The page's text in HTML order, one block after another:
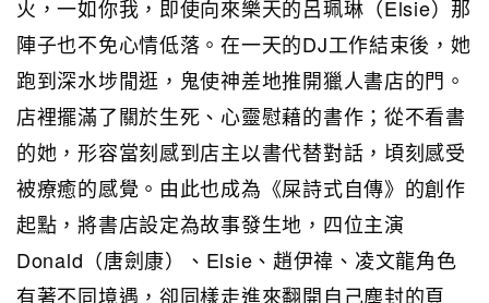
火，一如你我，即使向來樂天的呂珮琳（Elsie）那
陣子也不免心情低落。在一天的DJ工作結束後，她
跑到深水埗閒逛，鬼使神差地推開獵人書店的門。
店裡擺滿了關於生死、心靈慰藉的書作；從不看書
的她，形容當刻感到店主以書代替對話，頃刻感受
被療癒的感覺。由此也成為《屎詩式自傳》的創作
起點，將書店設定為故事發生地，四位主演
Donald（唐劍康）、Elsie、趙伊禕、凌文龍角色
有著不同境遇，卻同樣走進來翻開自己塵封的頁